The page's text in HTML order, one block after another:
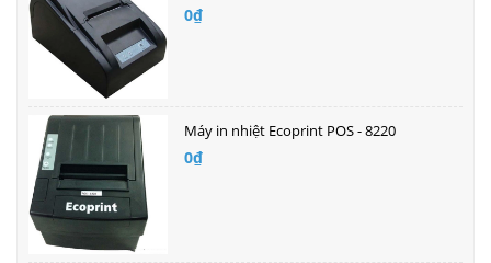
0₫
Máy in nhiệt Ecoprint POS - 8220
0₫